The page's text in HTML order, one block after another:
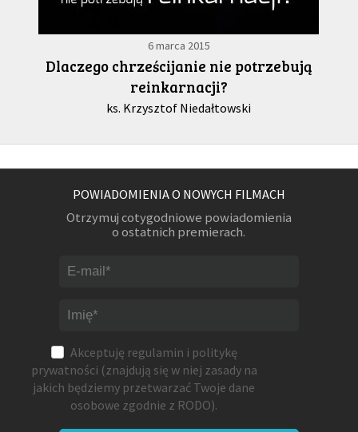
6 marca 2015
Dlaczego chrześcijanie nie potrzebują
reinkarnacji?
ks. Krzysztof Niedałtowski
POWIADOMIENIA O NOWYCH FILMACH
Otrzymuj cotygodniowe powiadomienia
o ostatnich premierach.
Akceptuję regulamin i politykę
prywatności (znajdują się w niej zasady na
jakich będziemy przetwarzać Twoje dane
osobowe zgodnie z RODO).